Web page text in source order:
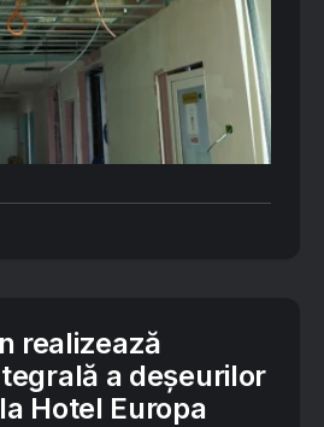
realizează
a deșeurilor
Hotel Europa